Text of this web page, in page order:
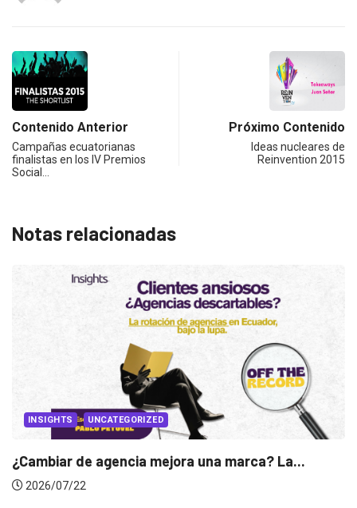
Contenido Anterior
Campañas ecuatorianas
finalistas en los IV Premios
Social…
Próximo Contenido
Ideas nucleares de
Reinvention 2015
Notas relacionadas
INSIGHTS